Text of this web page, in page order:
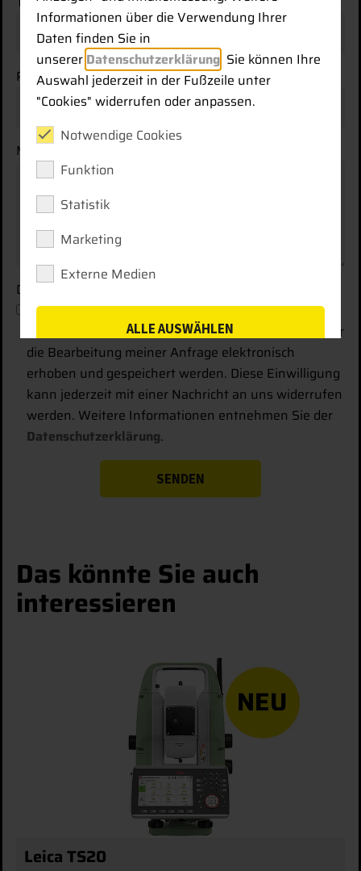
PLZ / Ort*
Mitteilung
Datenschutz
Mit Setzen des Hakens erkläre ich mich
einverstanden, dass die von mir erhobenen Daten für
die Bearbeitung meiner Anfrage elektronisch
erhoben und gespeichert werden. Diese Einwilligung
kann jederzeit mit einer Nachricht an uns widerrufen
werden. Weitere Informationen entnehmen Sie der
Datenschutzerklärung.
Das könnte Sie auch
interessieren
Leica TS20
Informationen über die Verwendung Ihrer
Daten finden Sie in
unserer Datenschutzerklärung . Sie können Ihre
Auswahl jederzeit in der Fußzeile unter
"Cookies" widerrufen oder anpassen.
Notwendige Cookies
Funktion
Statistik
Marketing
Externe Medien
ALLE AUSWÄHLEN
SPEICHERN
ABLEHNEN
Details anzeigen
Impressum|Datenschutz